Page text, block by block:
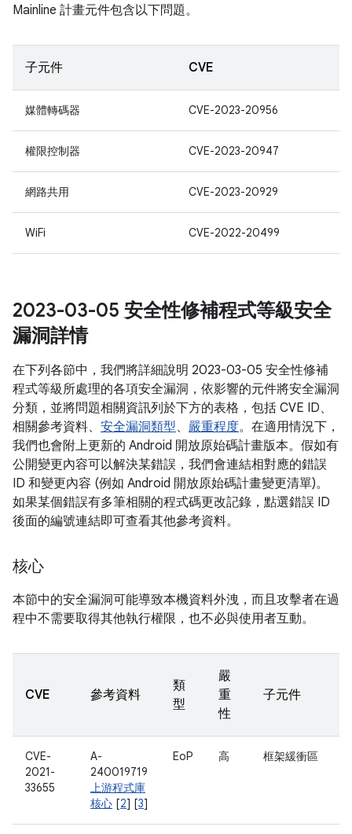
Mainline 計畫元件包含以下問題。
子元件 CVE
媒體轉碼器 CVE-2023-20956
權限控制器 CVE-2023-20947
網路共用 CVE-2023-20929
WiFi CVE-2022-20499
2023-03-05 安全性修補程式等級安全
漏洞詳情
在下列各節中，我們將詳細說明 2023-03-05 安全性修補
程式等級所處理的各項安全漏洞，依影響的元件將安全漏洞
分類，並將問題相關資訊列於下方的表格，包括 CVE ID、
相關參考資料、 安全漏洞類型、 嚴重程度。在適用情況下，
我們也會附上更新的 Android 開放原始碼計畫版本。假如有
公開變更內容可以解決某錯誤，我們會連結相對應的錯誤
ID 和變更內容 (例如 Android 開放原始碼計畫變更清單)。
如果某個錯誤有多筆相關的程式碼更改記錄，點選錯誤 ID
後面的編號連結即可查看其他參考資料。
核心
本節中的安全漏洞可能導致本機資料外洩，而且攻擊者在過
程中不需要取得其他執行權限，也不必與使用者互動。
CVE 參考資料
類
型
嚴
重
性
子元件
CVE-
2021-
33655
A-
240019719
上游程式庫
核心 [2] [3]
EoP 高 框架緩衝區